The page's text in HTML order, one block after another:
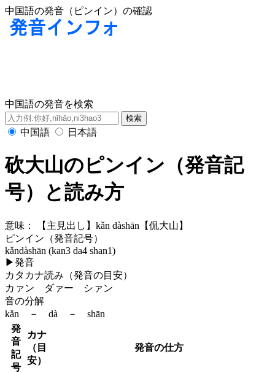
中国語の発音（ピンイン）の確認
中国語の発音を検索
中国語 日本語
砍大山のピンイン（発音記
号）と読み方
意味：
【主見出し】kǎn dàshān【侃大山】
ピンイン（発音記号）
kǎndàshān (kan3 da4 shan1)
▶発音
カタカナ読み（発音の目安）
カァン ダァー シァン
音の分解
kǎn － dà － shān
発
音
記
号
カナ
（目
安）
発音の仕方